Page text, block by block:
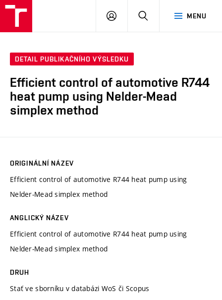
MENU
PŘIHLÁSIT
DETAIL PUBLIKAČNÍHO VÝSLEDKU
Efficient control of automotive R744
heat pump using Nelder-Mead
simplex method
ORIGINÁLNÍ NÁZEV
Efficient control of automotive R744 heat pump using
Nelder-Mead simplex method
ANGLICKÝ NÁZEV
Efficient control of automotive R744 heat pump using
Nelder-Mead simplex method
DRUH
Stať ve sborníku v databázi WoS či Scopus